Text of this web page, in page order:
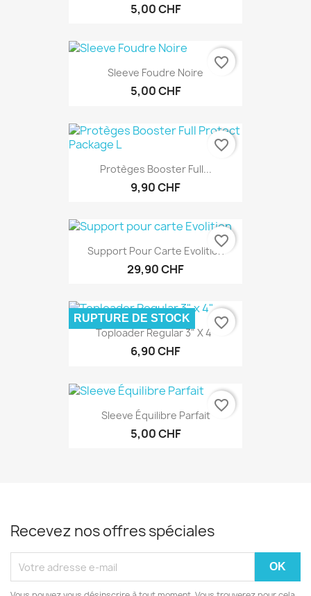
5,00 CHF
Sleeve Foudre Noire
5,00 CHF
favorite_border
Protèges Booster Full...
9,90 CHF
favorite_border
Support Pour Carte Evolition
29,90 CHF
favorite_border
Toploader Regular 3" X 4"
6,90 CHF
RUPTURE DE STOCK favorite_border
Sleeve Équilibre Parfait
5,00 CHF
favorite_border
Recevez nos offres spéciales